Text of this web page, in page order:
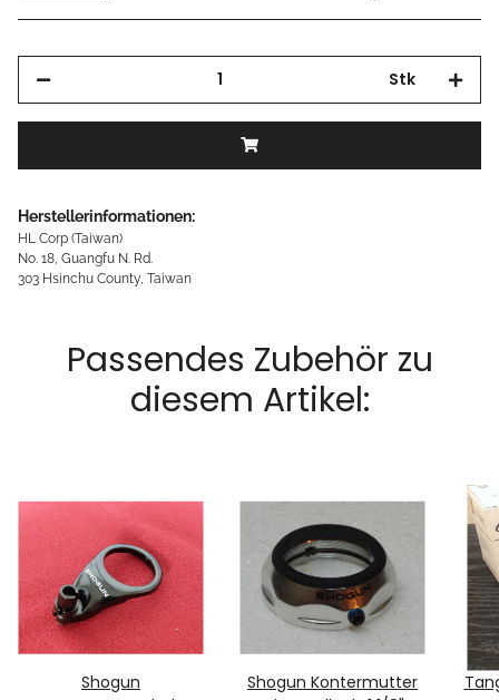
Stk
Herstellerinformationen:
HL Corp (Taiwan)
No. 18, Guangfu N. Rd.
303 Hsinchu County, Taiwan
Passendes Zubehör zu
diesem Artikel:
Shogun
Shogun Kontermutter